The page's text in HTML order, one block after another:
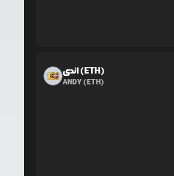
اندی (ETH)
ANDY (ETH)